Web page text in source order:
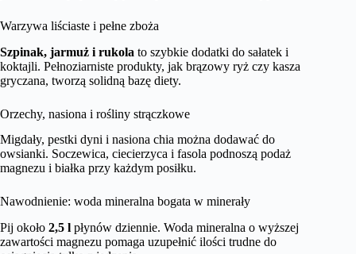
Warzywa liściaste i pełne zboża
Szpinak, jarmuż i rukola to szybkie dodatki do sałatek i
koktajli. Pełnoziarniste produkty, jak brązowy ryż czy kasza
gryczana, tworzą solidną bazę diety.
Orzechy, nasiona i rośliny strączkowe
Migdały, pestki dyni i nasiona chia można dodawać do
owsianki. Soczewica, ciecierzyca i fasola podnoszą podaż
magnezu i białka przy każdym posiłku.
Nawodnienie: woda mineralna bogata w minerały
Pij około 2,5 l płynów dziennie. Woda mineralna o wyższej
zawartości magnezu pomaga uzupełnić ilości trudne do